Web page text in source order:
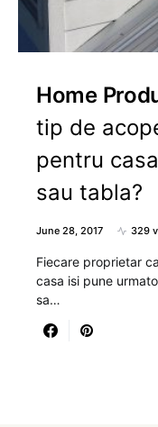
Home
tip de
pentru
sau tabla?
June 28, 2017 329
Fiecare proprietar
casa isi pune
sa…